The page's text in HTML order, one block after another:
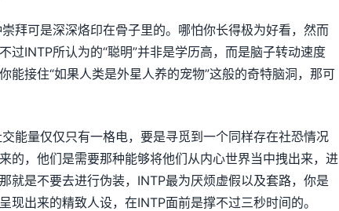
拜可是深深烙印在骨子里的。哪怕你长得极为好看，然而
过INTP所认为的“聪明”并非是学历高，而是脑子转动速度
能接住“如果人类是外星人养的宠物”这般的奇特脑洞，那可
能量仅仅只有一格电，要是寻觅到一个同样存在社恐情况
的，他们是需要那种能够将他们从内心世界当中拽出来，进
就是不要去进行伪装，INTP最为厌烦虚假以及套路，你是
出来的精致人设，在INTP面前是撑不过三秒时间的。